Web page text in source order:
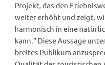
Projekt, das den
weiter erhöht und zeigt,
harmonisch in eine
kann.“ Diese Aussage
breites Publikum